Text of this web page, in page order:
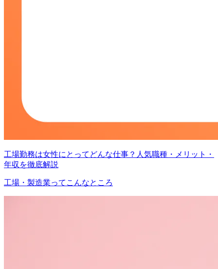
工場勤務は女性にとってどんな仕事？人気職種・メリット・
年収を徹底解説
工場・製造業ってこんなところ